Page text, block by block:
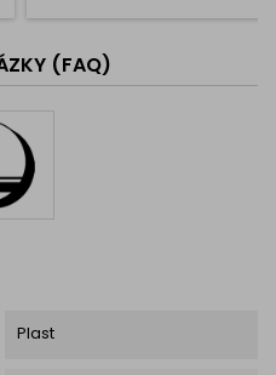
mm farba: čierna materiál:
kov montážny materiál: nie
(FAQ)
Plast